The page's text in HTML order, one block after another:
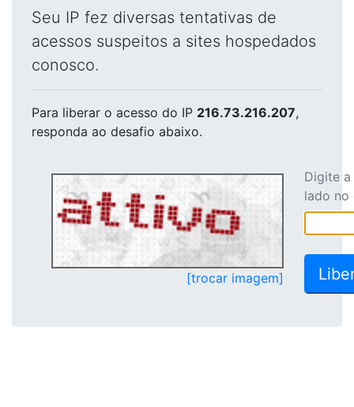
Seu IP fez diversas tentativas de
acessos suspeitos a sites hospedados
conosco.
Para liberar o acesso do IP 216.73.216.207,
responda ao desafio abaixo.
[trocar imagem]
Digite
lado no